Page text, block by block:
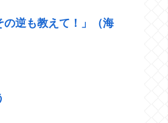
逆も教えて！」（海